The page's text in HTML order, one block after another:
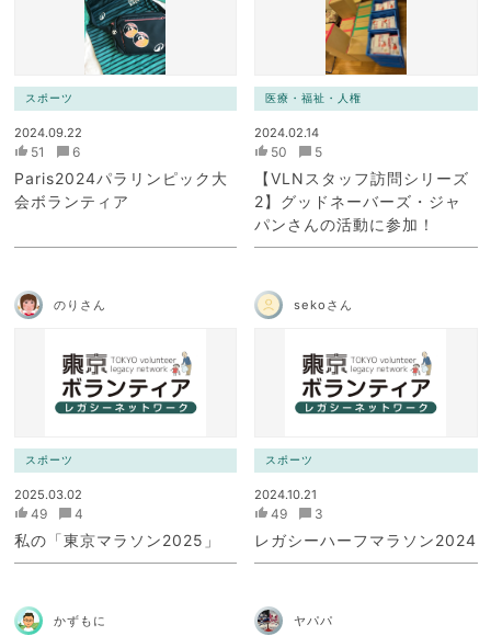
スポーツ
2024.09.22
51 6
Paris2024パラリンピック大
会ボランティア
医療・福祉・人権
2024.02.14
50 5
【VLNスタッフ訪問シリーズ
2】グッドネーバーズ・ジャ
パンさんの活動に参加！
のりさん
スポーツ
2025.03.02
49 4
私の「東京マラソン2025」
sekoさん
スポーツ
2024.10.21
49 3
レガシーハーフマラソン2024
かずもに ヤパパ